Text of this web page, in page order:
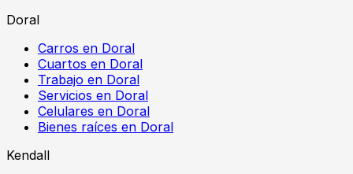
Doral
Carros en Doral
Cuartos en Doral
Trabajo en Doral
Servicios en Doral
Celulares en Doral
Bienes raíces en Doral
Kendall